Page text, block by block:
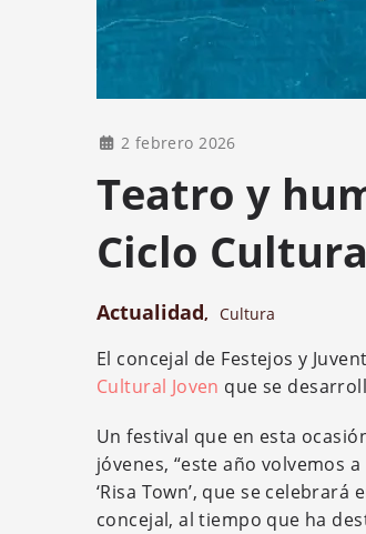
2 febrero 2026
Teatro y
Ciclo
Actualidad, Cultura
El concejal de Festejos y
Cultural Joven que se
Un festival que en esta
jóvenes, “este año volvemos
‘Risa Town’, que se
concejal, al tiempo que ha